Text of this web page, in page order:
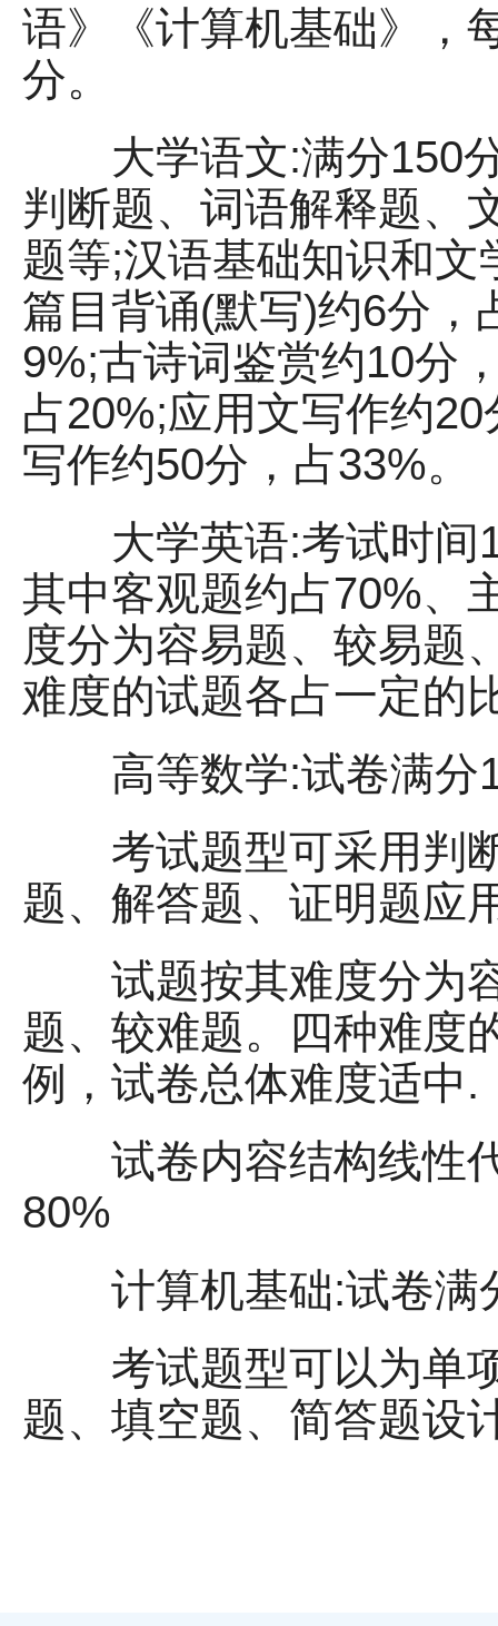
语》《计算机基础》，
分。
大学语文:满分150分
判断题、词语解释题、
题等;汉语基础知识和
篇目背诵(默写)约6分，
9%;古诗词鉴赏约10分
占20%;应用文写作约
写作约50分，占33%。
大学英语:考试时间
其中客观题约占70%、
度分为容易题、较易题
难度的试题各占一定的
高等数学:试卷满分
考试题型可采用判断
题、解答题、证明题应
试题按其难度分为容
题、较难题。四种难度
例，试卷总体难度适中.
试卷内容结构线性代
80%
计算机基础:试卷满
考试题型可以为单项
题、填空题、简答题设